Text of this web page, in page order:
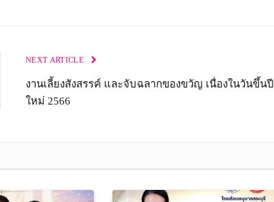
NEXT ARTICLE
งานเลี้ยงสังสรรค์ และจับฉลากของขวัญ เนื่องในวันขึ้นปี
ใหม่ 2566